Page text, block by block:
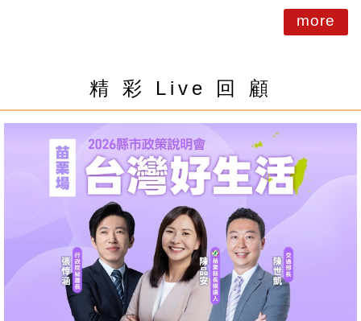
more
精 彩 Live 回 顧